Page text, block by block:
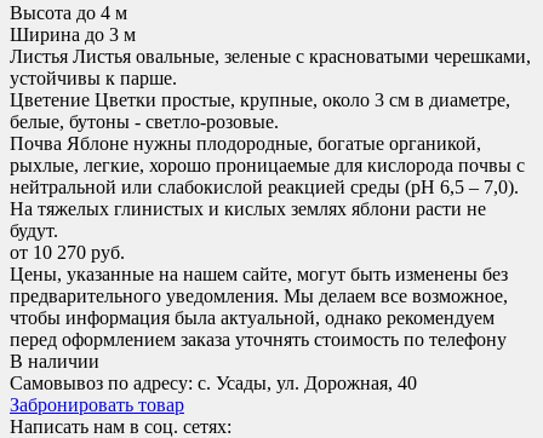
Высота до 4 м
Ширина до 3 м
Листья Листья овальные, зеленые с красноватыми черешками,
устойчивы к парше.
Цветение Цветки простые, крупные, около 3 см в диаметре,
белые, бутоны - светло-розовые.
Почва Яблоне нужны плодородные, богатые органикой,
рыхлые, легкие, хорошо проницаемые для кислорода почвы с
нейтральной или слабокислой реакцией среды (рН 6,5 – 7,0).
На тяжелых глинистых и кислых землях яблони расти не
будут.
от 10 270 руб.
Цены, указанные на нашем сайте, могут быть изменены без
предварительного уведомления. Мы делаем все возможное,
чтобы информация была актуальной, однако рекомендуем
перед оформлением заказа уточнять стоимость по телефону
В наличии
Самовывоз по адресу: с. Усады, ул. Дорожная, 40
Забронировать товар
Написать нам в соц. сетях: